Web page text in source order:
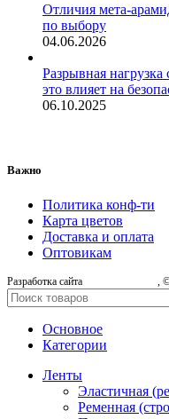
Отличия мета-
по выбору
04.06.2026
Разрывная
это влияет на
06.10.2025
Важно
Политика конф-ти
Карта цветов
Доставка и оплата
Оптовикам
Разработка сайта ,
Основное
Категории
Ленты
Эластичная
Ременная